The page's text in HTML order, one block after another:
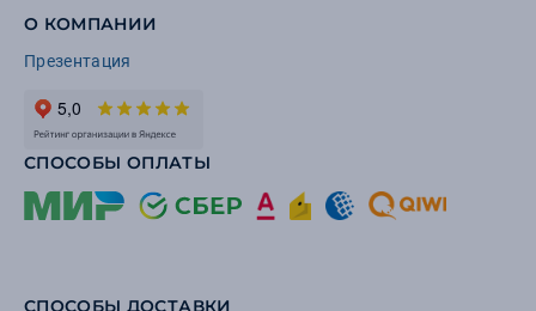
О КОМПАНИИ
Презентация
СПОСОБЫ ОПЛАТЫ
СПОСОБЫ ДОСТАВКИ